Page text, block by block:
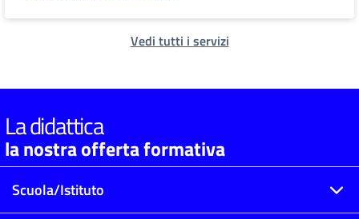
Vedi tutti i servizi
La didattica
la nostra offerta formativa
Scuola/Istituto